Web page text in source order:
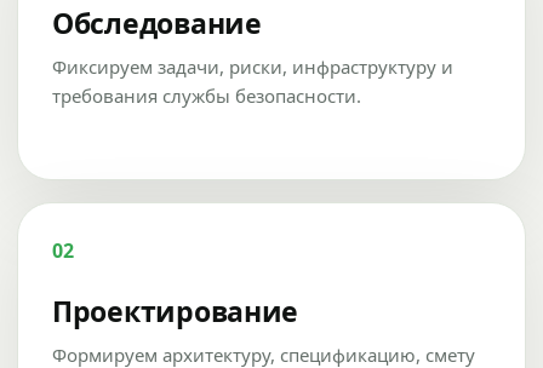
Обследование
Фиксируем задачи, риски, инфраструктуру и
требования службы безопасности.
02
Проектирование
Формируем архитектуру, спецификацию, смету